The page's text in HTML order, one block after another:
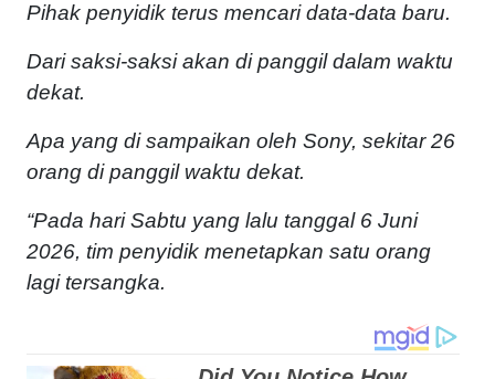
Pihak penyidik terus mencari data-data baru.
Dari saksi-saksi akan di panggil dalam waktu
dekat.
Apa yang di sampaikan oleh Sony, sekitar 26
orang di panggil waktu dekat.
“Pada hari Sabtu yang lalu tanggal 6 Juni
2026, tim penyidik menetapkan satu orang
lagi tersangka.